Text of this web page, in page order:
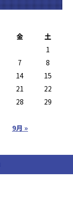
金 土
9月 »
1
7
8
14
15
21
22
28
29